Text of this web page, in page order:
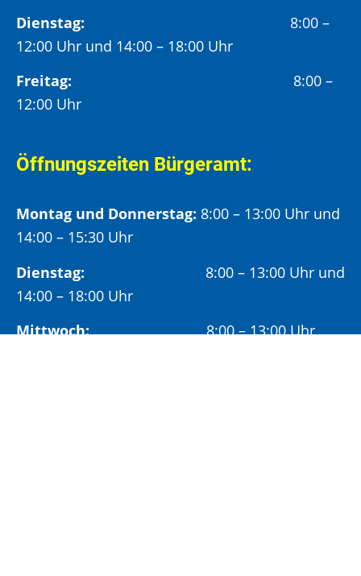
Dienstag: 8:00 –
12:00 Uhr und 14:00 – 18:00 Uhr
Freitag:
8:00 –
12:00 Uhr
Öffnungszeiten Bürgeramt:
Montag und Donnerstag: 8:00 – 13:00 Uhr und
14:00 – 15:30 Uhr
Dienstag: 8:00 – 13:00 Uhr und
14:00 – 18:00 Uhr
Mittwoch:8:00 – 13:00 Uhr